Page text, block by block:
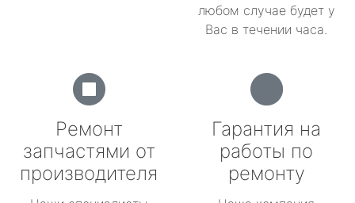
любом случае будет у
Вас в течении часа.
Ремонт
запчастями от
производителя
Гарантия на
работы по
ремонту